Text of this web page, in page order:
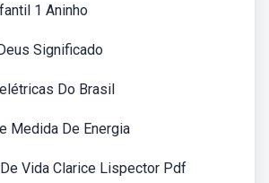
1 Aninho
Significado
Do Brasil
Medida De Energia
Vida Clarice Lispector Pdf